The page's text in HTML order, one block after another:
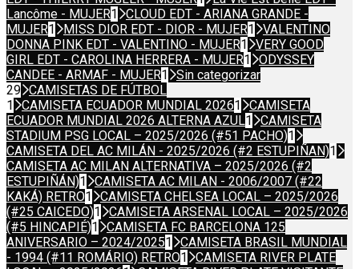
Lancôme - MUJER1
CLOUD EDT - ARIANA GRANDE -
MUJER1 MISS DIOR EDT - DIOR - MUJER1
VALENTINO
DONNA PINK EDT - VALENTINO - MUJER1
VERY GOOD
GIRL EDT - CAROLINA HERRERA - MUJER1
ODYSSEY
CANDEE - ARMAF - MUJER1
Sin categorizar
29 CAMISETAS DE FÚTBOL
1
CAMISETA ECUADOR MUNDIAL 20261
CAMISETA
ECUADOR MUNDIAL 2026 ALTERNA AZUL1
CAMISETA
STADIUM PSG LOCAL – 2025/2026 (#51 PACHO)1
CAMISETA DEL AC MILÁN - 2025/2026 (#2 ESTUPIÑAN)1
CAMISETA AC MILAN ALTERNATIVA – 2025/2026 (#2
ESTUPIÑÁN)1
CAMISETA AC MILAN - 2006/2007 (#22
KAKÁ) RETRO1
CAMISETA CHELSEA LOCAL – 2025/2026
(#25 CAICEDO)1
CAMISETA ARSENAL LOCAL – 2025/2026
(#5 HINCAPIÉ)1
CAMISETA FC BARCELONA 125
ANIVERSARIO – 2024/20251
CAMISETA BRASIL MUNDIAL
- 1994 (#11 ROMÁRIO) RETRO1
CAMISETA RIVER PLATE